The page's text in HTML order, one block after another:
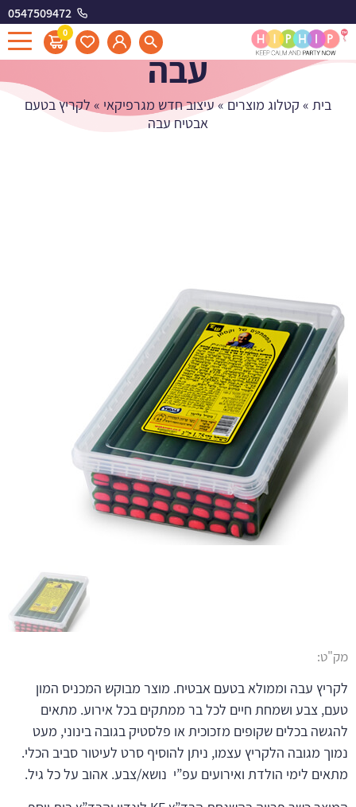
0547509472
0
לקריץ בטעם אבטיח
עבה
בית » קטלוג מוצרים »עיצוב חדש מגרפיקאי » לקריץ בטעם
אבטיח עבה
מק"ט:
לקריץ עבה וממולא בטעם אבטיח. מוצר מבוקש המכניס המון
טעם, צבע ושמחת חיים לכל בר ממתקים בכל אירוע. מתאים
להגשה בכלים שקופים מזכוכית או פלסטיק בגובה בינוני, מעט
נמוך מגובה הלקריץ עצמו, ניתן להוסיף סרט לעיטור סביב הכלי.
מתאים לימי הולדת ואירועים עפ”י נושא/צבע. אהוב על כל גיל.